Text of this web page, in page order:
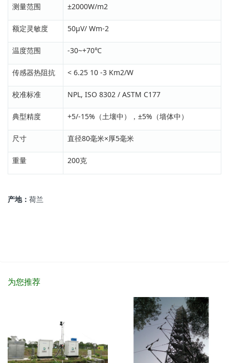
测量范围 ±2000W/m2
额定灵敏度 50μV/ Wm-2
温度范围 -30~+70℃
传感器热阻抗 < 6.25 10 -3 Km2/W
校准标准 NPL, ISO 8302 / ASTM C177
典型精度 +5/-15%（土壤中），±5%（墙体中）
尺寸 直径80毫米×厚5毫米
重量 200克
产地： 荷兰
为您推荐